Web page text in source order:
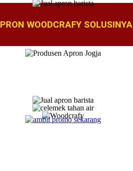
WOODCRAFY SOLUSINYA​